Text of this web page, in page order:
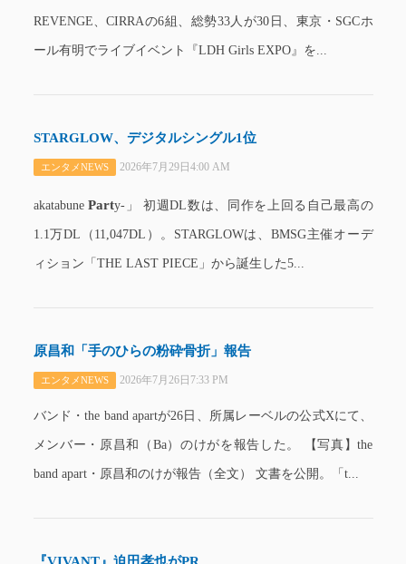
REVENGE、CIRRAの6組、総勢33人が30日、東京・SGCホ
ール有明でライブイベント『LDH Girls EXPO』を...
STARGLOW、デジタルシングル1位
エンタメNEWS 2026年7月29日4:00 AM
akatabuneParty-」 初週DL数は、同作を上回る自己最高の
1.1万DL（11,047DL）。STARGLOWは、BMSG主催オーデ
ィション「THE LAST PIECE」から誕生した5...
原昌和「手のひらの粉砕骨折」報告
エンタメNEWS 2026年7月26日7:33 PM
バンド・the band apartが26日、所属レーベルの公式Xにて、
メンバー・原昌和（Ba）のけがを報告した。 【写真】the
band apart・原昌和のけが報告（全文） 文書を公開。「t...